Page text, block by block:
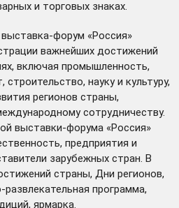
и торговых знаках.
форум «Россия»
важнейших достижений
включая промышленность,
науку и культуру,
регионов страны,
сотрудничеству.
выставки-форума «Россия»
предприятия и
зарубежных стран. В
страны, Дни регионов,
программа,
ярмарка.